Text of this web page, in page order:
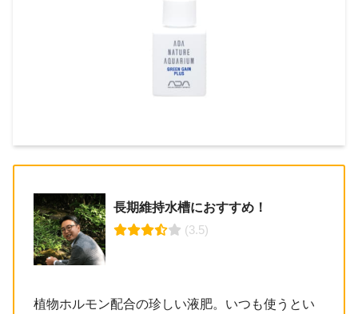
長期維持水槽におすすめ！
(3.5)
植物ホルモン配合の珍しい液肥。いつも使うとい